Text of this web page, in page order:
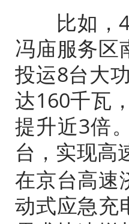
比如，4
冯庙服务区
投运8台大
达160千瓦
提升近3倍
台，实现高
在京台高速
动式应急充